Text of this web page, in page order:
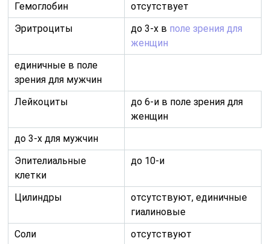
Гемоглобин
отсутствует
Эритроциты
до 3-х в поле зрения для
женщин
единичные в поле
зрения для мужчин
Лейкоциты
до 6-и в поле зрения для
женщин
до 3-х для мужчин
Эпителиальные
клетки
до 10-и
Цилиндры
отсутствуют, единичные
гиалиновые
Соли
отсутствуют